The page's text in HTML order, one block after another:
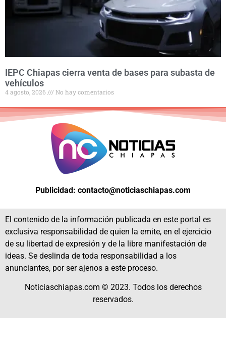
IEPC Chiapas cierra venta de bases para subasta de
vehículos
4 agosto, 2026 No hay comentarios
Publicidad: contacto@noticiaschiapas.com
El contenido de la información publicada en este portal es
exclusiva responsabilidad de quien la emite, en el ejercicio
de su libertad de expresión y de la libre manifestación de
ideas. Se deslinda de toda responsabilidad a los
anunciantes, por ser ajenos a este proceso.
Noticiaschiapas.com © 2023. Todos los derechos
reservados.